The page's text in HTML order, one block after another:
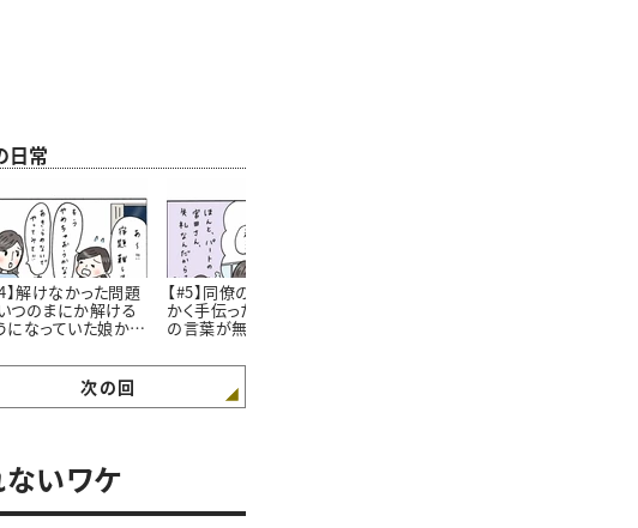
日常
】解けなかった問題
つのまにか解ける
になっていた娘から
【#5】同僚の仕事をせっ
かく手伝ったのに感謝
の言葉が無い…！娘に
きたおはなし。#4コマ漫
次の回
いワケ